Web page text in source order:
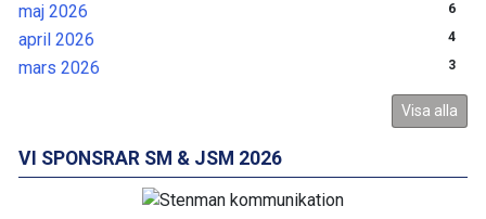
maj 2026 6
april 2026 4
mars 2026 3
Visa alla
VI SPONSRAR SM & JSM 2026